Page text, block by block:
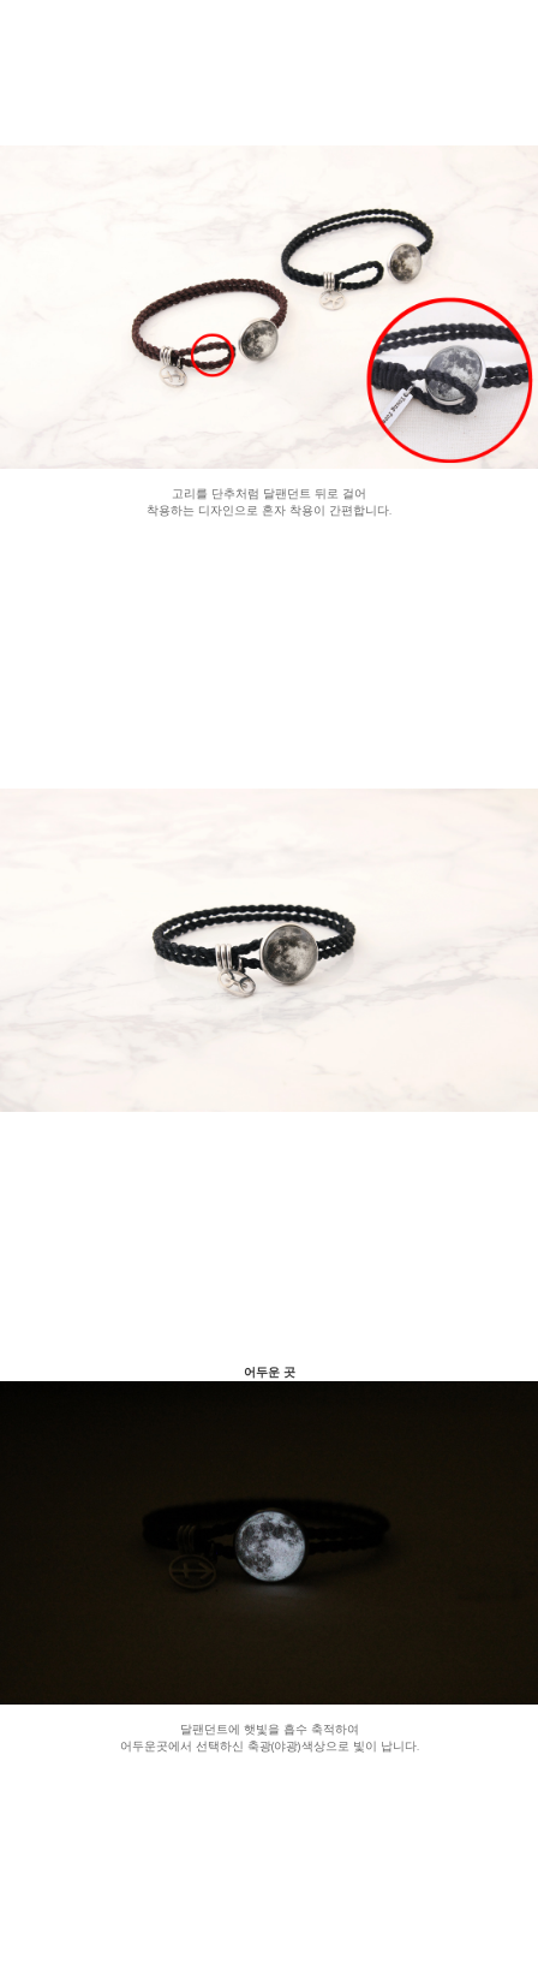
고리를 단추처럼 달팬던트 뒤로 걸어
착용하는 디자인으로 혼자 착용이 간편합니다.
어두운 곳
달팬던트에 햇빛을 흡수 축적하여
어두운곳에서 선택하신 축광(야광)색상으로 빛이 납니다.